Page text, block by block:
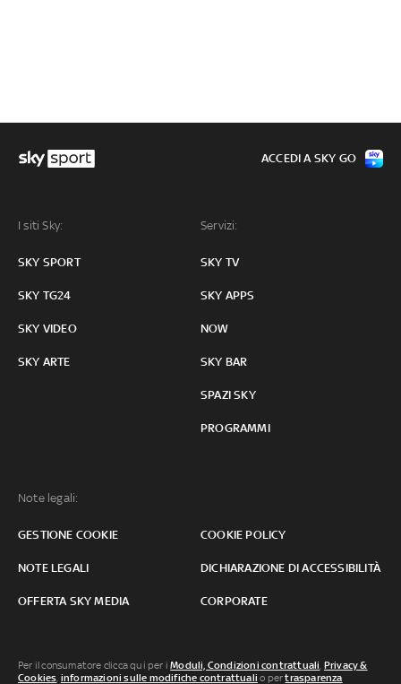
I siti Sky:
SKY SPORT
SKY TG24
SKY VIDEO
SKY ARTE
Servizi:
SKY TV
SKY APPS
NOW
SKY BAR
SPAZI SKY
PROGRAMMI
Note legali:
GESTIONE COOKIE COOKIE POLICY
NOTE LEGALI DICHIARAZIONE DI ACCESSIBILITÀ
OFFERTA SKY MEDIA CORPORATE
ACCEDI A SKY GO
Per il consumatore clicca qui per iModuli, Condizioni contrattuali, Privacy &
Cookies, informazioni sulle modifiche contrattuali o pertrasparenza